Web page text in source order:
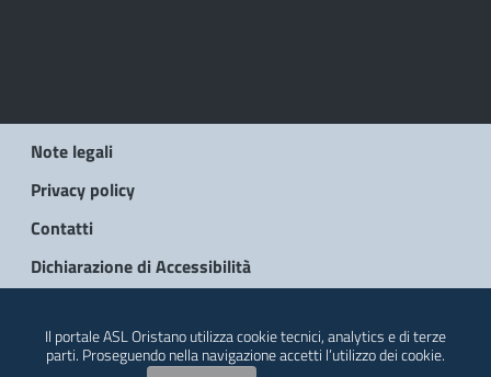
Note legali
Privacy policy
Contatti
Dichiarazione di Accessibilità
Il portale ASL Oristano utilizza cookie tecnici, analytics e di terze
parti. Proseguendo nella navigazione accetti l’utilizzo dei cookie.